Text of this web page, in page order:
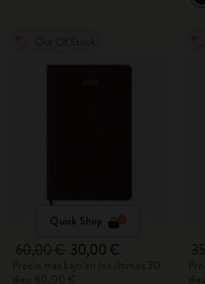
Quick Shop
30,00 €